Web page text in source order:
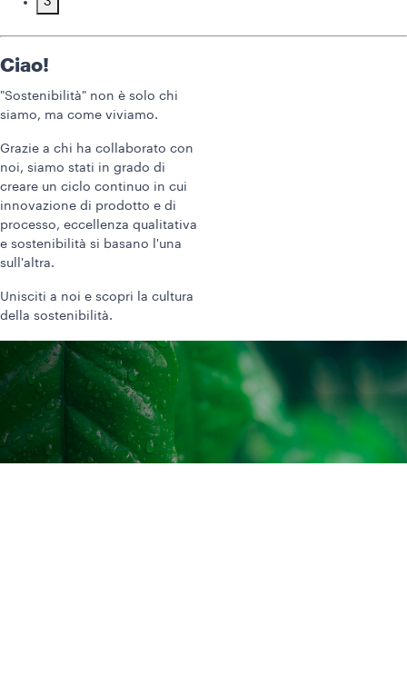
Ciao!
"Sostenibilità" non è solo chi
siamo, ma come viviamo.
Grazie a chi ha collaborato con
noi, siamo stati in grado di
creare un ciclo continuo in cui
innovazione di prodotto e di
processo, eccellenza qualitativa
e sostenibilità si basano l'una
sull'altra.
Unisciti a noi e scopri la cultura
della sostenibilità.